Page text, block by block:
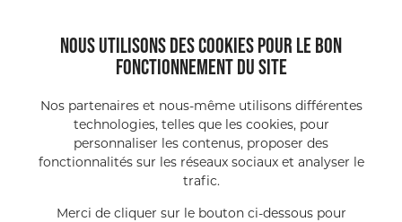
Retrouvez-nous sur les réseaux sociaux
Liens utiles
Mentions légales
NOUS UTILISONS DES COOKIES POUR LE BON
FONCTIONNEMENT DU SITE
Nos partenaires et nous-même utilisons différentes
technologies, telles que les cookies, pour
personnaliser les contenus, proposer des
fonctionnalités sur les réseaux sociaux et analyser le
trafic.
Merci de cliquer sur le bouton ci-dessous pour